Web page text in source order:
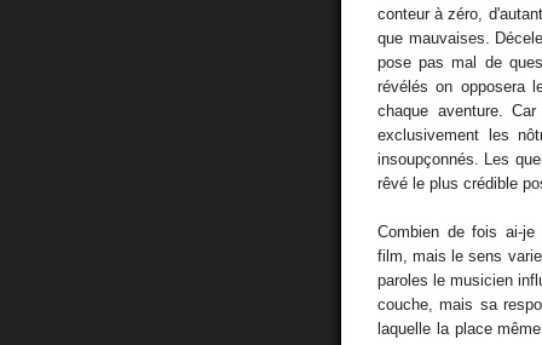
conteur à zéro,
que mauvaises.
pose pas mal de
révélés on opposera
chaque aventure.
exclusivement les
insoupçonnés. Les
rêvé le plus crédible
Combien de fois ai-je
film, mais le sens
paroles le musicien
couche, mais sa
laquelle la place